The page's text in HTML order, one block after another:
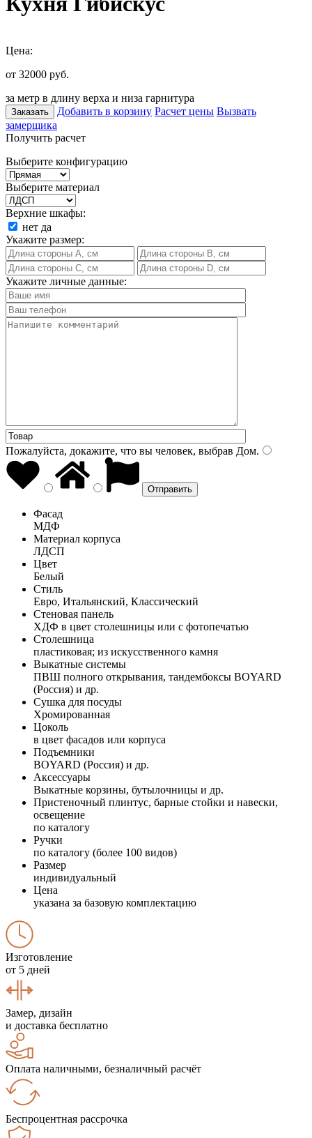
Цена:
от 32000 руб.
за метр в длину верха и низа гарнитура
Заказать Добавить в корзину Расчет цены Вызвать
замерщика
Получить расчет
Выберите конфигурацию
Выберите материал
Верхние шкафы:
нет да
Укажите размер:
Укажите личные данные:
Пожалуйста, докажите, что вы человек, выбрав Дом.
Фасад
МДФ
Материал корпуса
ЛДСП
Цвет
Белый
Стиль
Евро, Итальянский, Классический
Стеновая панель
ХДФ в цвет столешницы или с фотопечатью
Столешница
пластиковая; из искусственного камня
Выкатные системы
ПВШ полного открывания, тандембоксы BOYARD
(Россия) и др.
Сушка для посуды
Хромированная
Цоколь
в цвет фасадов или корпуса
Подъемники
BOYARD (Россия) и др.
Аксессуары
Выкатные корзины, бутылочницы и др.
Пристеночный плинтус, барные стойки и навески,
освещение
по каталогу
Ручки
по каталогу (более 100 видов)
Размер
индивидуальный
Цена
указана за базовую комплектацию
Изготовление
от 5 дней
Замер, дизайн
и доставка бесплатно
Оплата наличными, безналичный расчёт
Беспроцентная рассрочка